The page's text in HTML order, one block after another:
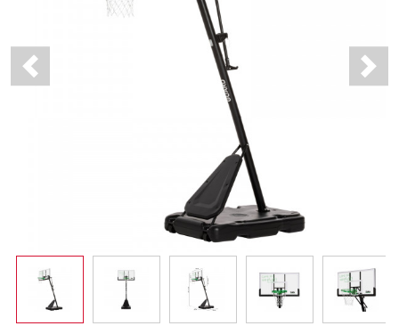
Previous Next